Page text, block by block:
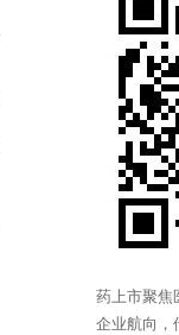
药上市聚焦
企业航向，